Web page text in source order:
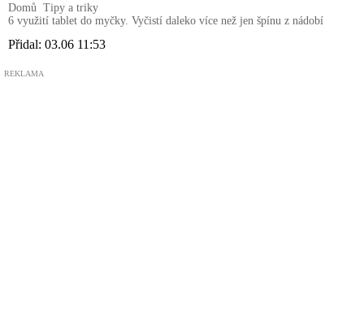
Domů Tipy a triky
6 využití tablet do myčky. Vyčistí daleko více než jen špínu z nádobí
Přidal: 03.06 11:53
REKLAMA